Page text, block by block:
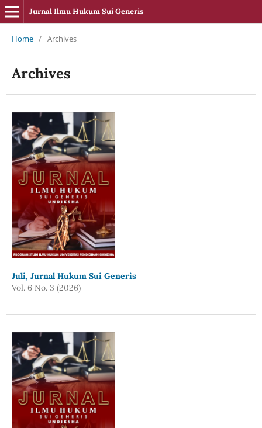
Jurnal Ilmu Hukum Sui Generis
Home / Archives
Archives
Juli, Jurnal Hukum Sui Generis
Vol. 6 No. 3 (2026)